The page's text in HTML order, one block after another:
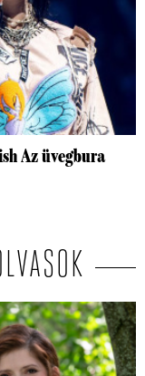
Az üvegbura